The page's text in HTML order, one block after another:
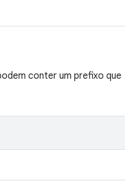
conter um prefixo que